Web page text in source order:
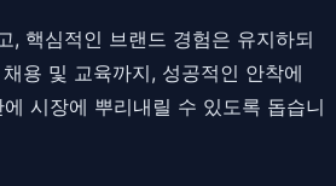
, 핵심적인 브랜드 경험은 유지하되
용 및 교육까지, 성공적인 안착에
시장에 뿌리내릴 수 있도록 돕습니